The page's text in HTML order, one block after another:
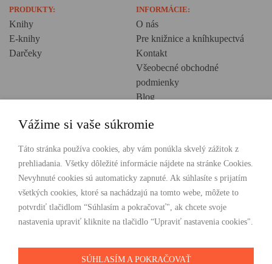
PRODUKTY:
Knihy
E-knihy
Darčeky
INFORMÁCIE:
O nás
Pre knižnice a kníhkupectvá
Kontakt
Všeobecné obchodné
podmienky
Blog
Creative Europe
POHODLNÉ NAKUPOVANIE
Odosielame ihneď nasledujúci pracovný deň
Doprava zdarma už od 49 €
Vážime si vaše súkromie
Táto stránka používa cookies, aby vám ponúkla skvelý zážitok z
prehliadania. Všetky dôležité informácie nájdete na stránke Cookies.
Nevyhnuté cookies sú automaticky zapnuté. Ak súhlasíte s prijatím
všetkých cookies, ktoré sa nachádzajú na tomto webe, môžete to
potvrdiť tlačidlom “Súhlasím a pokračovať", ak chcete svoje
nastavenia upraviť kliknite na tlačidlo “Upraviť nastavenia cookies".
SÚHLASÍM A POKRAČOVAŤ